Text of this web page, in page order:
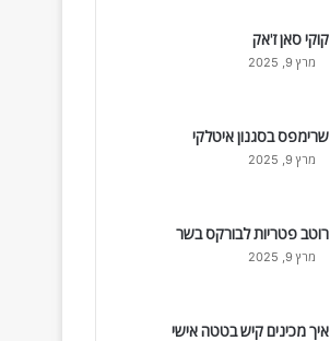
קוקי סאן ז'אק
מרץ 9, 2025
שרימפס בסגנון איטלקי
מרץ 9, 2025
רוטב פטריות לבורקס בשר
מרץ 9, 2025
איך מכינים קיש בטטה אישי